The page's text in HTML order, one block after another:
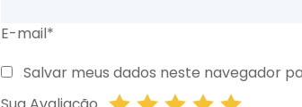
E-mail*
Salvar meus dados neste navegador